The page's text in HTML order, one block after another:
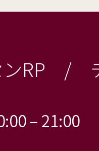
ンRP /
–21:00